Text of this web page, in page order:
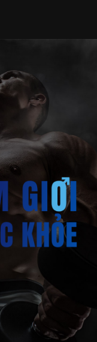
Bác sĩ gần 20 năm